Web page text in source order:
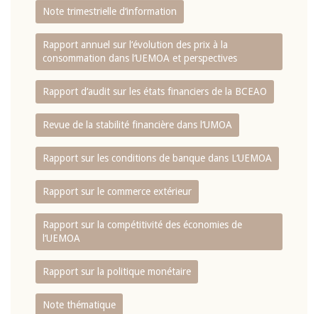
Note trimestrielle d‘information
Rapport annuel sur l‘évolution des prix à la
consommation dans l‘UEMOA et perspectives
Rapport d‘audit sur les états financiers de la BCEAO
Revue de la stabilité financière dans l‘UMOA
Rapport sur les conditions de banque dans L‘UEMOA
Rapport sur le commerce extérieur
Rapport sur la compétitivité des économies de
l‘UEMOA
Rapport sur la politique monétaire
Note thématique